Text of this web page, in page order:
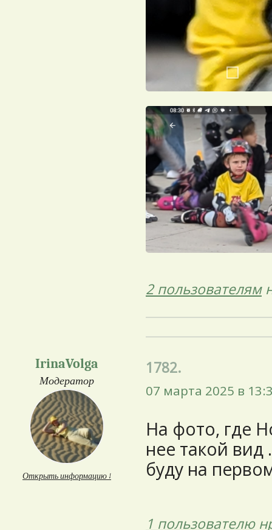
2 пользователям
IrinaVolga
Модератор
Открыть информацию ↓
1782.
07 марта 2025 в
На фото, где
нее такой
буду на
1 пользователю